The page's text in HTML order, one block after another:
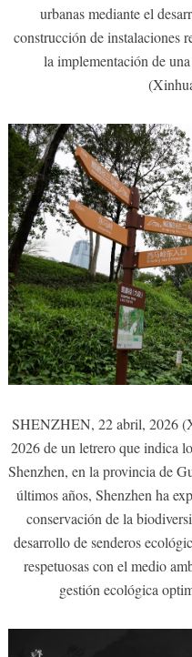
urbanas mediante el
construcción de instalaciones
la implementación de
SHENZHEN, 22 abril, 2026
2026 de un letrero que indica
Shenzhen, en la provincia de
últimos años, Shenzhen ha
conservación de la
desarrollo de senderos
respetuosas con el medio
gestión ecológica